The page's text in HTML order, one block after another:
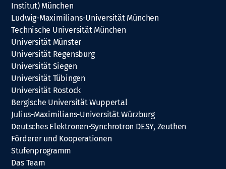
Institut) München
Ludwig-Maximilians-Universität München
Technische Universität München
Universität Münster
Universität Regensburg
Universität Siegen
Universität Tübingen
Universität Rostock
Bergische Universität Wuppertal
Julius-Maximilians-Universität Würzburg
Deutsches Elektronen-Synchrotron DESY, Zeuthen
Förderer und Kooperationen
Stufenprogramm
Das Team